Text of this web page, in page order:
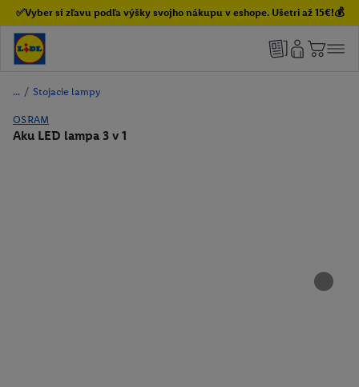
✅Vyber si zľavu podľa výšky svojho nákupu v eshope. Ušetri až 15€!💰
/ Stojacie lampy
OSRAM
Aku LED lampa 3 v 1